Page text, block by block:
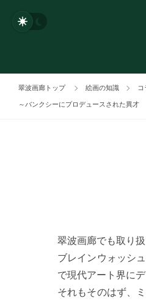
翠波画廊トップ 絵画の知識
～バンクシーにプロデュースされた異才
翠波画廊でも取り
ブレインウォッシ
で現代アート界に
それもそのはず、